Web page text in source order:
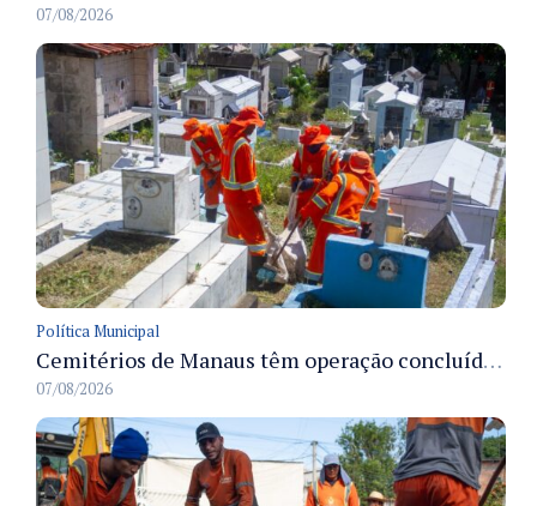
07/08/2026
Política Municipal
Cemitérios de Manaus têm operação concluída e estrutura pronta para receber famílias no Dia dos Pais
07/08/2026